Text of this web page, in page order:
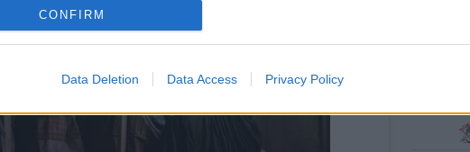
CONFIRM
Data Deletion Data Access Privacy Policy